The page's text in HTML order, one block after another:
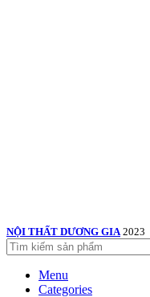
NỘI THẤT DƯƠNG GIA 2023
Menu
Categories